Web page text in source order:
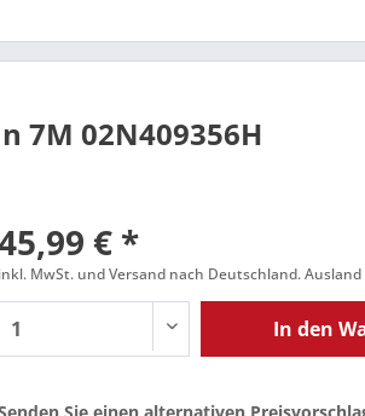
7M 02N409356H
€ *
inkl. MwSt. und Versand nach Deutschland. Ausland
In den